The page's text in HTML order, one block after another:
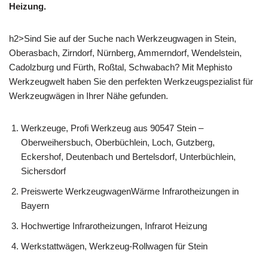
Heizung.
h2>Sind Sie auf der Suche nach Werkzeugwagen in Stein,
Oberasbach, Zirndorf, Nürnberg, Ammerndorf, Wendelstein,
Cadolzburg und Fürth, Roßtal, Schwabach? Mit Mephisto
Werkzeugwelt haben Sie den perfekten Werkzeugspezialist für
Werkzeugwägen in Ihrer Nähe gefunden.
Werkzeuge, Profi Werkzeug aus 90547 Stein –
Oberweihersbuch, Oberbüchlein, Loch, Gutzberg,
Eckershof, Deutenbach und Bertelsdorf, Unterbüchlein,
Sichersdorf
Preiswerte WerkzeugwagenWärme Infrarotheizungen in
Bayern
Hochwertige Infrarotheizungen, Infrarot Heizung
Werkstattwägen, Werkzeug-Rollwagen für Stein